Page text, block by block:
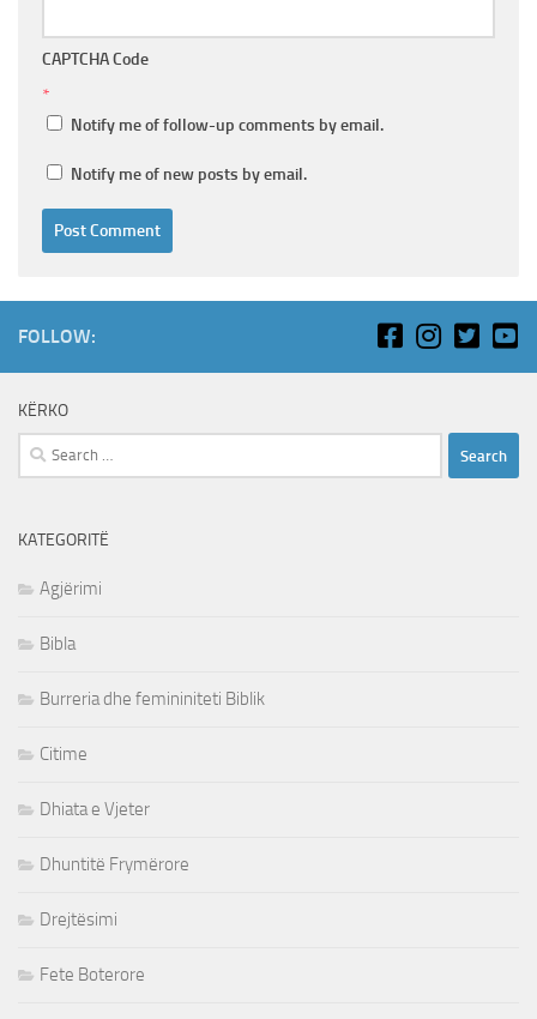
CAPTCHA Code
*
Notify me of follow-up comments by email.
Notify me of new posts by email.
FOLLOW:
KËRKO
Search
for:
KATEGORITË
Agjërimi
Bibla
Burreria dhe femininiteti Biblik
Citime
Dhiata e Vjeter
Dhuntitë Frymërore
Drejtësimi
Fete Boterore